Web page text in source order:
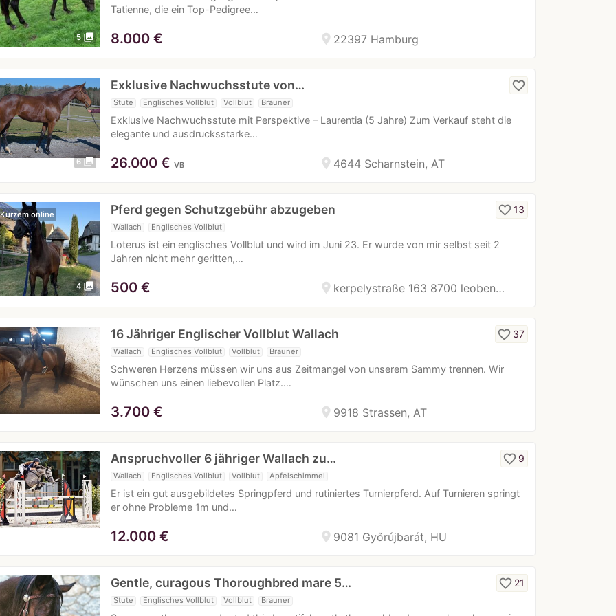
5 photo_library
Tatienne, die ein Top-Pedigree…
location_on 22397 Hamburg
8.000 €
6 photo_library
Exklusive Nachwuchsstute von…
Stute Englisches Vollblut Vollblut Brauner
Exklusive Nachwuchsstute mit Perspektive – Laurentia (5 Jahre) Zum Verkauf steht die
elegante und ausdrucksstarke…
favorite_border
location_on 4644 Scharnstein, AT
26.000 € VB
4 photo_library
online Pferd gegen Schutzgebühr abzugeben
Wallach Englisches Vollblut
Loterus ist ein englisches Vollblut und wird im Juni 23. Er wurde von mir selbst seit 2
Jahren nicht mehr geritten,…
favorite_border13
location_on kerpelystraße 163 8700 leoben…
500 €
16 Jähriger Englischer Vollblut Wallach
Wallach Englisches Vollblut Vollblut Brauner
Schweren Herzens müssen wir uns aus Zeitmangel von unserem Sammy trennen. Wir
wünschen uns einen liebevollen Platz.…
favorite_border 37
location_on 9918 Strassen, AT
3.700 €
Anspruchvoller 6 jähriger Wallach zu…
Wallach Englisches Vollblut Vollblut Apfelschimmel
Er ist ein gut ausgebildetes Springpferd und rutiniertes Turnierpferd. Auf Turnieren springt
er ohne Probleme 1m und…
favorite_border 9
location_on 9081 Győrújbarát, HU
12.000 €
Gentle, curagous Thoroughbred mare 5…
Stute Englisches Vollblut Vollblut Brauner
favorite_border 21